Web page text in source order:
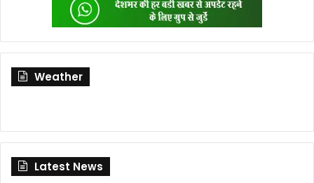
Weather
Latest News